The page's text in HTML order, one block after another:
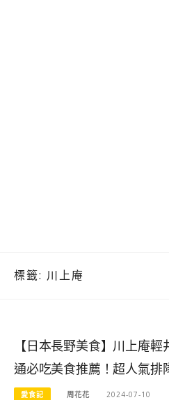
標籤: 川上庵
【日本長野美食】川上庵
通必吃美食推薦！超人氣排
愛食記 周花花 2024-07-10